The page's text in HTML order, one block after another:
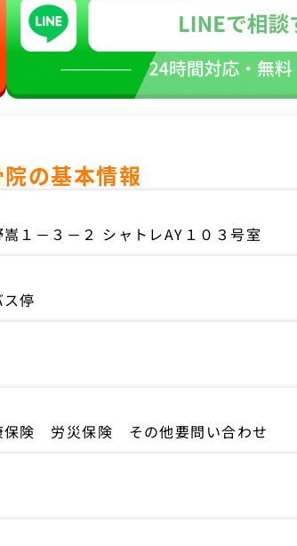
の基本情報
１－３－２ シャトレAY１０３号室
停
険 労災保険 その他要問い合わせ